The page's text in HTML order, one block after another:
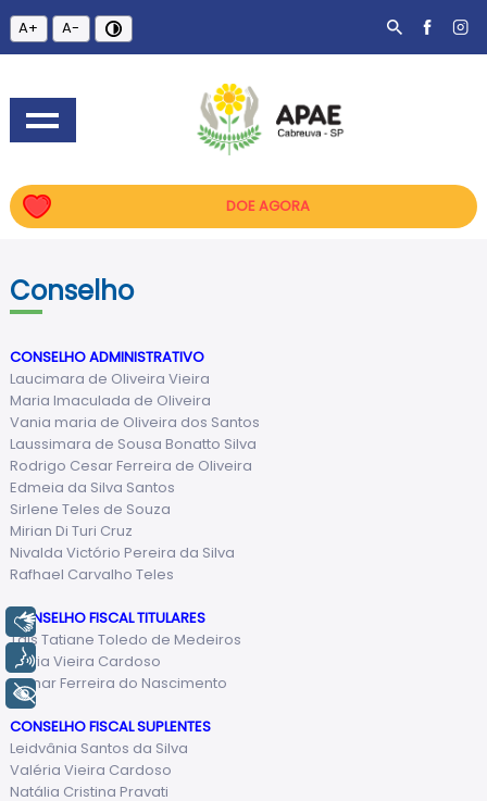
A+ A-
DOE AGORA
Conselho
CONSELHO ADMINISTRATIVO
Laucimara de Oliveira Vieira
Maria Imaculada de Oliveira
Vania maria de Oliveira dos Santos
Laussimara de Sousa Bonatto Silva
Rodrigo Cesar Ferreira de Oliveira
Edmeia da Silva Santos
Sirlene Teles de Souza
Mirian Di Turi Cruz
Nivalda Victório Pereira da Silva
Rafhael Carvalho Teles
CONSELHO FISCAL TITULARES
Tais Tatiane Toledo de Medeiros
Maria Vieira Cardoso
Tamar Ferreira do Nascimento
CONSELHO FISCAL SUPLENTES
Leidvânia Santos da Silva
Valéria Vieira Cardoso
Natália Cristina Pravati
Libras
Voz
+ Acessibilidade